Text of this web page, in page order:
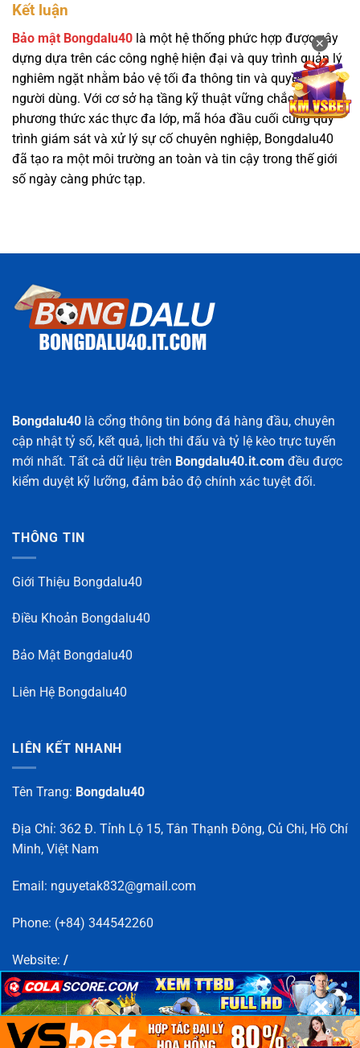
Kết luận
Bảo mật Bongdalu40 là một hệ thống phức hợp được xây
dựng dựa trên các công nghệ hiện đại và quy trình quản lý
nghiêm ngặt nhằm bảo vệ tối đa thông tin và quyền lợi
người dùng. Với cơ sở hạ tầng kỹ thuật vững chắc, các
phương thức xác thực đa lớp, mã hóa đầu cuối cùng quy
trình giám sát và xử lý sự cố chuyên nghiệp, Bongdalu40
đã tạo ra một môi trường an toàn và tin cậy trong thế giới
số ngày càng phức tạp.
Bongdalu40 là cổng thông tin bóng đá hàng đầu, chuyên
cập nhật tỷ số, kết quả, lịch thi đấu và tỷ lệ kèo trực tuyến
mới nhất. Tất cả dữ liệu trên Bongdalu40.it.com đều được
kiểm duyệt kỹ lưỡng, đảm bảo độ chính xác tuyệt đối.
THÔNG TIN
Giới Thiệu Bongdalu40
Điều Khoản Bongdalu40
Bảo Mật Bongdalu40
Liên Hệ Bongdalu40
LIÊN KẾT NHANH
Tên Trang: Bongdalu40
Địa Chỉ: 362 Đ. Tỉnh Lộ 15, Tân Thạnh Đông, Củ Chi, Hồ Chí
Minh, Việt Nam
Email: nguyetak832@gmail.com
Phone: (+84) 344542260
Website: /
Copyright 2025 ©bongdalu40 ×
×
×
×
✕
×
×
×
✕